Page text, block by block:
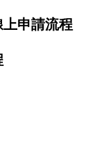
申請流程